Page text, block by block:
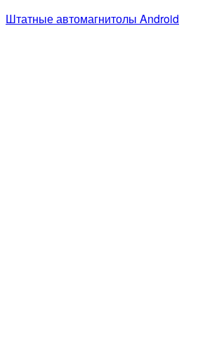
Штатные автомагнитолы Android